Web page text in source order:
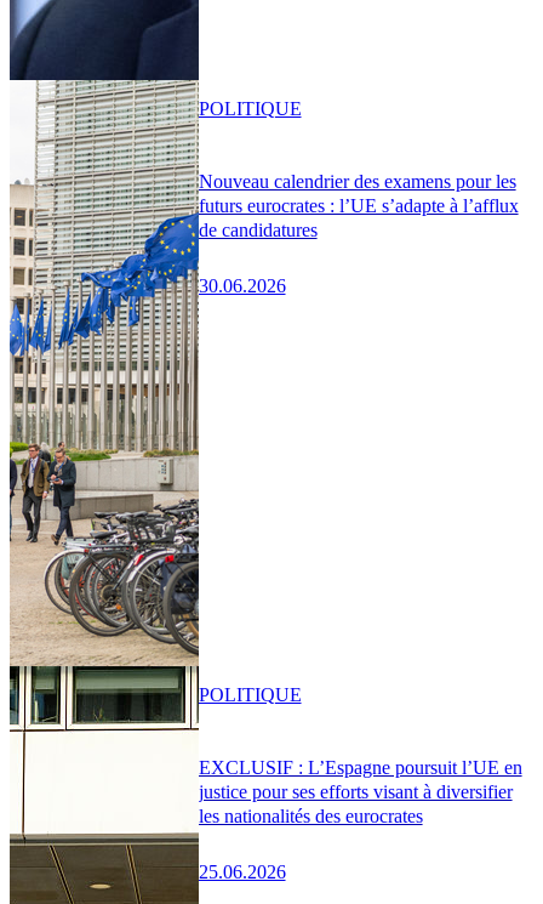
Nouveau calendrier des examens pour les
futurs eurocrates : l’UE s’adapte à l’afflux
de candidatures
30.06.2026
POLITIQUE
EXCLUSIF : L’Espagne poursuit l’UE en
justice pour ses efforts visant à diversifier
les nationalités des eurocrates
25.06.2026
POLITIQUE